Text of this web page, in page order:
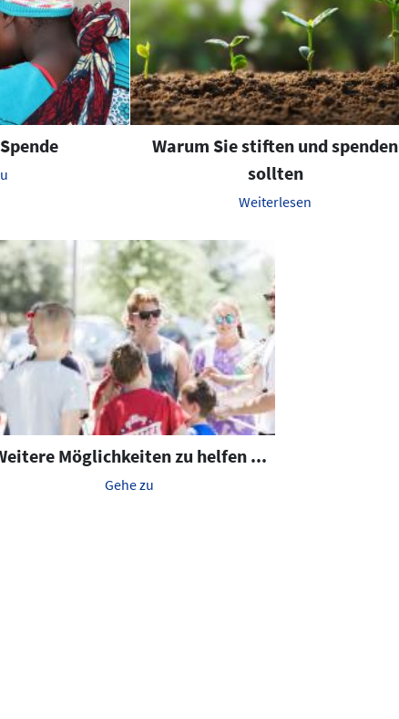
Warum Sie stiften und spenden
sollten
Weiterlesen
Möglichkeiten zu helfen ...
Gehe zu